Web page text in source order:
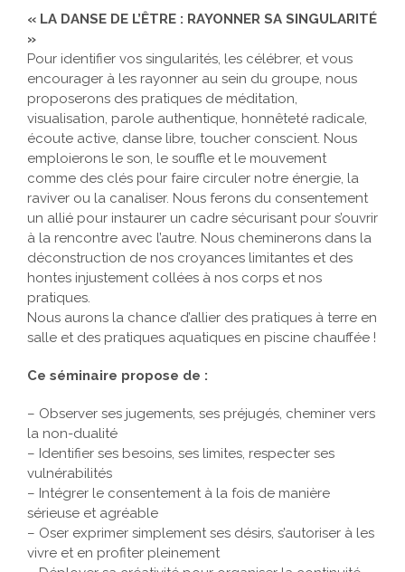
process individuels et collectifs.
« LA DANSE DE L’ÊTRE : RAYONNER SA SINGULARITÉ
»
Pour identifier vos singularités, les célébrer, et vous
encourager à les rayonner au sein du groupe, nous
proposerons des pratiques de méditation,
visualisation, parole authentique, honnêteté radicale,
écoute active, danse libre, toucher conscient. Nous
emploierons le son, le souffle et le mouvement
comme des clés pour faire circuler notre énergie, la
raviver ou la canaliser. Nous ferons du consentement
un allié pour instaurer un cadre sécurisant pour s’ouvrir
à la rencontre avec l’autre. Nous cheminerons dans la
déconstruction de nos croyances limitantes et des
hontes injustement collées à nos corps et nos
pratiques.
Nous aurons la chance d’allier des pratiques à terre en
salle et des pratiques aquatiques en piscine chauffée !
Ce séminaire propose de :
– Observer ses jugements, ses préjugés, cheminer vers
la non-dualité
– Identifier ses besoins, ses limites, respecter ses
vulnérabilités
– Intégrer le consentement à la fois de manière
sérieuse et agréable
– Oser exprimer simplement ses désirs, s’autoriser à les